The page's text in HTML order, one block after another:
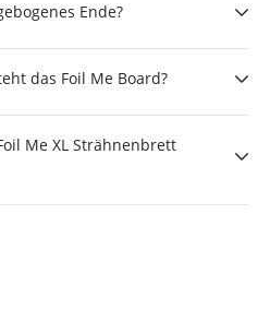
Ende?
das Foil Me Board?
Me XL Strähnenbrett